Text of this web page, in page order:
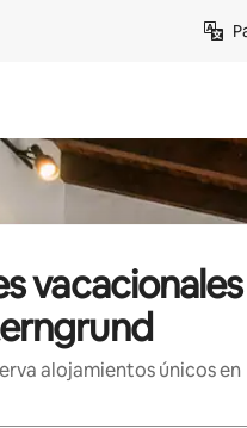
vacacionales
alojamientos únicos en